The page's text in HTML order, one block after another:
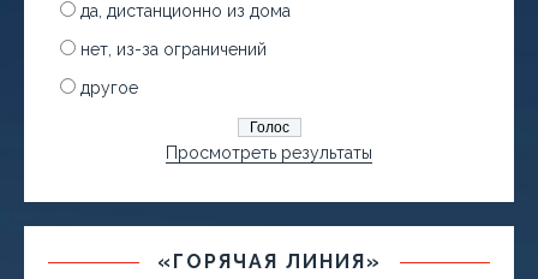
да, дистанционно из дома
нет, из-за ограничений
другое
Просмотреть результаты
«ГОРЯЧАЯ ЛИНИЯ»